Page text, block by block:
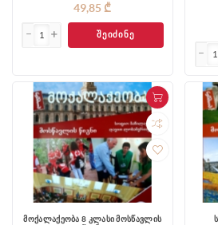
49,85 ₾
ᲨᲔᲘᲫᲘᲜᲔ
მოქალაქეობა 8 კლასი მოსწავლის